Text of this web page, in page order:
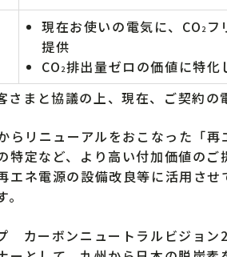
現在お使いの電気に、CO 2 フ
提供
CO 2排出量ゼロの価値に特化
さまと協議の上、現在、ご契約
リニューアルをおこなった「
特定など、より高い付加価値の
エネ電源の設備改良等に活用さ
カーボンニュートラルビジョン